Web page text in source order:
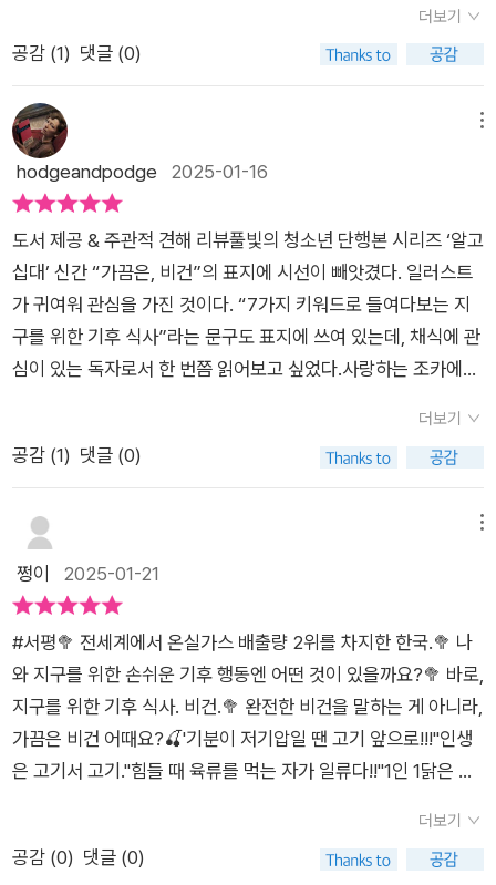
이 되는 셈입니다.치킨의 경우, 닭의 비참한 사육 환경을 설명하
며 동물 복지에 대한 중요성을 일깨웁니다. 좁은 케이지 안에서
고통받는 닭의 모습은 우리가 선택하는 음식이 어떤 과정을 거치
는지 고민하게 만듭니다.대체육과 배양육의 최신 기술도 소개합
니다. 콩 단백질로 만든 고기부터 3D 프린터로 출력한 인공고기
까지, 미래의 음식 과학은 환경과 식량 문제를 동시에 해결할 열
보가 환경 문제를 해결하는 데 어떤 역할을 하는지 살펴봅니다.먹
거리의 30%가 버려지고 있다는 충격적인 통계는 음식물 쓰레기
가 단순한 낭비가 아니라 심각한 환경 문제임을 보여줍니다. 남기
는 습관을 줄이고, 필요한 만큼만 소비하는 작은 실천은 누구나
시작할 수 있는 행동입니다. 청소년들이 가정이나 학교에서 실천
할 수 있는 구체적인 아이디어를 제안합니다.기후 시민으로 성장
하도록 독려하는 <가끔은, 비건>. 학교에서 시작할 수 있는 기후
랑스와 같은 외국의 사례를 통해 한국에서도 점차 변화가 필요하
다는 메시지를 전달합니다.기후 위기와 환경 문제에 관심 있는 청
소년 그리고 채식에 관심은 있지만 부담스러워하는 이들에게 추
천합니다. 우리의 작은 선택이 지구에 미치는 영향을 이해할 수
있고, 채식은 부담스러운 실천이 아닌 가벼운 시작으로도 충분히
의미 있다는 점을 일깨웁니다. 기후 위기 시대에 알아야 할 지구
를 위한 식탁 혁명. 지구를 위한 선택적 비건을 시작해 보세요.
음식들이 오로지 나의 즐거움과 나의 만족만을 위한 선택이었다
는 생각이 들었다. 환경을 생각하지 못한 선택이 너무 많았다. 순
상에는 나와 다르게 여러 가지 이유로 먹는 것에 대해 진지하게
생각하고, 행동으로 옮기며 사는 사람들도 많을 것 같다. 아마도
우리가 지금까지 피부로 직접 느껴질만큼의 큰 위기를 체감하지
못하고 있는 건, 그러한 사람들이 있었기 때문이 아닐까? 지구 살
리기를 몸소 실천하고 있는 사람들 말이다. 그런 생각들을 하다보
니 매순간의 즐거움을 이기지 못하고 같은 행동을 반복하고 있는
행동이 부끄러워진다.우리가 먹는 동물들은 어떤 환경에서 자라
고 있을까?동물의 종류는 다양한데 우리가 특정 동물만을 먹는
이유는 무엇일까?이 동물들이 어떤 과정을 거쳐서 우리의 식탁
는 행위를 그만두거나 적어도 줄어들 수도 있을 것 같단 생각이
든다.이 책에는 우리가 생각해 볼 7가지 주제를 다루고 있다. 해
당 주제들을 따라가면서 다양하게 생각하는 힘을 길러 보면 좋을
것 같다. 기존에 가지고 있는 사고에서 다른 생각으로 전환하게
되는 계기가 될 수도 있을 것 같다. 고기를 먹는 식생활이 단 한순
간에 해결될 수 있다고 생각하지는 않는다. 하지만 책을 읽어 보
않을까?앞으로 지구에서 살아나갈 많은 사람들이 깨끗하고 좋은
환경에서 살 수 있으려면, 분명히 현 시대를 살고 있는 사람들부
터 변화해야 된다고 생각한다.탄소 배출을 줄이기 위해 한사람 한
사람이 조금만 더 환경에 대해 기후 위기에 대해 고민하고, 작은
실천을 한다면, 그것이 모여 큰 변화를 일으킬 수 있을 것이다. 이
책은 만화가 섞여 있는 책으로 쉽게 이해할 수 있게 쓰여졌고, 아
이부터 성인까지 부담없이 읽을 수 있는 책이다.그리고 개인적으
제시해 준답니다.건강을 위해서도 고기보다야채를 좀 더 챙겨 먹
어야 몸속 나쁜 콜레스테롤도 줄어든다고 해서 관심 있게 보게 되
후 식사정민지 글 / 민디 그림1장. 음식으로 지구를 구하라2장.
어서와, 고기없는 하루는 처음이지?3장. 환경 파괴 주범이라니4
장 '1인 1닭' 해도 괜찮을까?5장. 고기 자리를 대체할 수 있을까?
구를 구하는 쉬운 방법매일은 어렵지만 오늘은 채식 어때요?7가
지 키워드로 들여다 보는지구를 위한 기후 식사 함께 해보실래
요?지은이 소개 : 정민지'자그마한 거라도 실천해 봐야지'라고 날
마다 다짐하지만, 사흘이 못 가 흐지부지되는 '프로 작심삼일
러.'그래도 자주자주 근사한 계획을 세우고실패하더라도 다시 도
전하는 게좋다고 하네요.. 꼭 저를 두고 하는 말 같은...ㅋㅋ'기왕
이면 환경을 위해서 고기를 조금 덜 먹고'기왕이면' 쓰레기도 줄
기음식이 환경에 미치는 영향과 동물들이얼마나 잔인하게 죽는
지 알아갈 때 즈음~채소를 키워 먹기 시작했다고 해요녹황색 채
소를 직접 키워 먹는 재미에푹 빠지니 채소 먹는 비율이 늘고어렵
지 않게 비건 지향인이 되었대요점점 더 환경에 무해한 식단으로
가는 중이라네요채식하게 되는 계기는 다양하겠지요?동물성이
몸에 해롭다고 해서저도 채식을 해보려고 생각하지만온전히 비
건은 쉽지 않을 것 같아요이 책은 우리가 생각해 볼거리들을7가
지 주제로나누어 이야기해 줍니다.먹거리를 통해 자신의 신념에
따라지구를 위해 의식적으로 고기 섭취량을 줄이는 실천을 하고
'기후 시민'에 걸맞은 '기후 식사법'이 아닐까요??한국인은 역시
밥심이지!다른 걸 먹어도 꼭 밥을 먹어야 먹은 것 같다는이런 말
더보기
공감 (1) 댓글 (0)
hodgeandpodge 2025-01-16
도서 제공 & 주관적 견해 리뷰풀빛의 청소년 단행본 시리즈 ‘알고
십대’ 신간 “가끔은, 비건”의 표지에 시선이 빼앗겼다. 일러스트
가 귀여워 관심을 가진 것이다. “7가지 키워드로 들여다보는 지
구를 위한 기후 식사”라는 문구도 표지에 쓰여 있는데, 채식에 관
심이 있는 독자로서 한 번쯤 읽어보고 싶었다.사랑하는 조카에게
이 문장이 모두 친근한 어조로 쓰여 있다. 청소년들이 비건에 관
한 긍정적 이미지를 형성하고 정보도 얻기 위해 일반적인 딱딱한
드의 이점, 공장식 축산, 동물 복지, 락토 베지테리언부터 플렉시
테리언 등까지 비건 구분 등 지구와 기후를 위한 식생활을 주제로
여러 가지 정보가 짤막하게 담겨 있다. 채식에 관심 갖는 인구가
참하는 계기가 될 수 있겠다는 생각이 들었다. 일부 장에 포함된
세 컷 짜리 만화도 “가끔은, 비건”을 읽는 데 즐거움을 더했다. 표
지에 있는 그림체로 만화가 그려져 있는데, 표지 일러스트처럼 역
시나 귀엽다.본문 이후에 제시된 채식, 환경, 동물권을 소재로 한
도서와 영상 정보가 추가로 제공된 점도 인상적이다. 150여 페이
지에 불과한 이번 책에 아쉬움을 느낀 독자들이 책과 영상을 찾아
볼 수 있게 배려한 것으로 보인다. 도서 목록을 저장해 놓고 앞으
더보기
공감 (1) 댓글 (0)
쩡이 2025-01-21
#서평🥦 전세계에서 온실가스 배출량 2위를 차지한 한국.🥦 나
와 지구를 위한 손쉬운 기후 행동엔 어떤 것이 있을까요?🥦 바로,
지구를 위한 기후 식사. 비건.🥦 완전한 비건을 말하는 게 아니라,
가끔은 비건 어때요?🍒'기분이 저기압일 땐 고기 앞으로!!!''인생
은 고기서 고기.''힘들 때 육류를 먹는 자가 일류다!!''1인 1닭은 국
일이 있어도 찾는 고기.오랜만에 만나는 친구들과의 모임 장소를
생각할 때도 고깃집이 우선순위로 떠오른다.이런 사회적 분위기
더보기
공감 (0) 댓글 (0)